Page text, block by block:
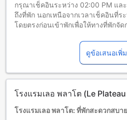
กรุณาเช็คอินระหว่าง 02:00 PM แล
ถึงที่พัก นอกเหนือจากเวลาเช็คอินที่
โดยตรงก่อนเข้าพักเพื่อให้ทางที่พักจัด
เด็กทารกอายุ 0-1 ปี (รวมอายุ 1 ปี)
พักฟรี หากใช้เตียงที่มีอยู่ หมายเหตุ: ห
มีค่าใช้จ่ายเพิ่มเติม โดยบริการจะขึ้
เด็กอายุ 2-8 ปี (รวมอายุ 8 ปี)
ผู้เข้าพักอายุ 9 ปีขึ้นไปถือเป็นผู้ใหญ่
บริการเตียงเสริมขึ้นอยู่กับประเภทห้อ
จำนวนผู้เข้าพักที่กำหนดในแต่ละห้อง
ดูข้อเสนอเพิ่
โรงแรมเลอ พลาโต (Le
โรงแรมเลอ พลาโต: ที่พักสะดวกสบา